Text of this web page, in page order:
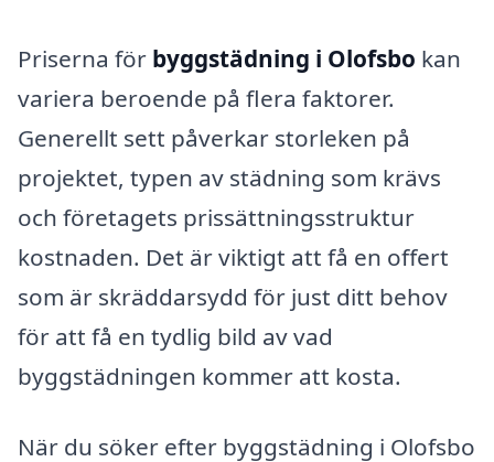
Priserna för byggstädning i Olofsbo kan
variera beroende på flera faktorer.
Generellt sett påverkar storleken på
projektet, typen av städning som krävs
och företagets prissättningsstruktur
kostnaden. Det är viktigt att få en offert
som är skräddarsydd för just ditt behov
för att få en tydlig bild av vad
byggstädningen kommer att kosta.
När du söker efter byggstädning i Olofsbo